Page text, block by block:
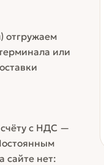
отгружаем
или
с НДС —
сайте нет: